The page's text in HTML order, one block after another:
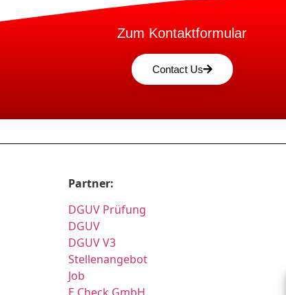
Zum Kontaktformular
Contact Us
Partner:
DGUV Prüfung
DGUV
DGUV V3
Stellenangebot
Job